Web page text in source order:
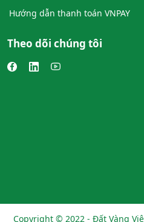
Hướng dẫn thanh toán VNPAY
Theo dõi chúng tôi
Copyright © 2022 - Đất Vàng